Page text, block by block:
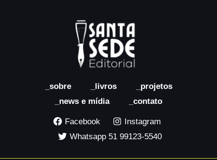
_sobre _livros
_projetos
_news e mídia
_contato
Facebook
Instagram
Whatsapp 51 99123-5540